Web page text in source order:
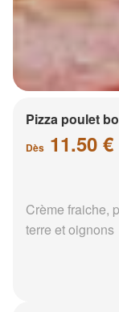
Pizza poulet
Dès 11.50 €
Crème fraiche,
terre et oignons